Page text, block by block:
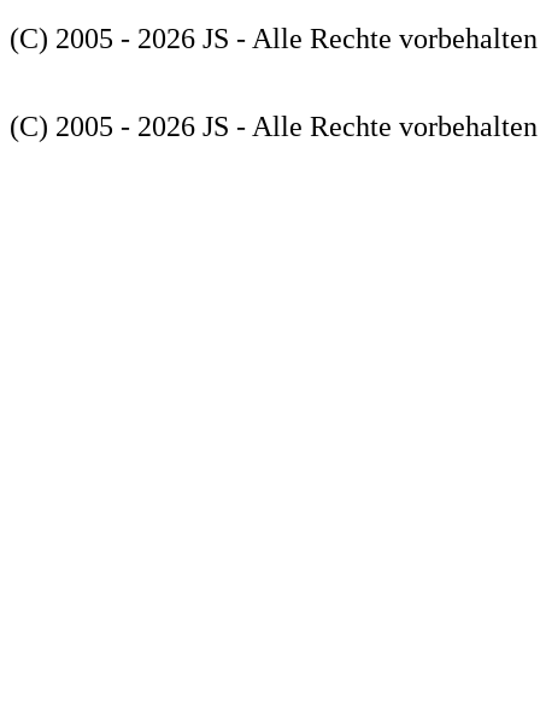
(C) 2005 - 2026 JS - Alle Rechte
(C) 2005 - 2026 JS - Alle Rechte vorbehalten